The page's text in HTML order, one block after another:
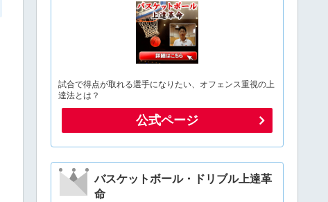
試合で得点が取れる選手になりたい、オフェンス重視の上
達法とは？
公式ページ
バスケットボール・ドリブル上達革
命